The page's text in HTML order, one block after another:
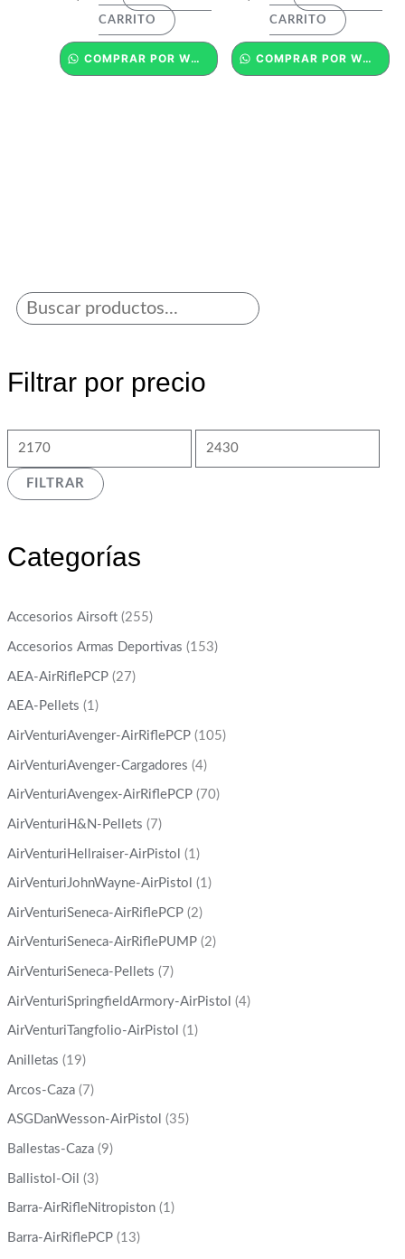
Filtrar por precio
FILTRAR
Categorías
Accesorios Airsoft (255)
Accesorios Armas Deportivas (153)
AEA-AirRiflePCP (27)
AEA-Pellets (1)
AirVenturiAvenger-AirRiflePCP (105)
AirVenturiAvenger-Cargadores (4)
AirVenturiAvengex-AirRiflePCP (70)
AirVenturiH&N-Pellets (7)
AirVenturiHellraiser-AirPistol (1)
AirVenturiJohnWayne-AirPistol (1)
AirVenturiSeneca-AirRiflePCP (2)
AirVenturiSeneca-AirRiflePUMP (2)
AirVenturiSeneca-Pellets (7)
AirVenturiSpringfieldArmory-AirPistol (4)
AirVenturiTangfolio-AirPistol (1)
Anilletas (19)
Arcos-Caza (7)
ASGDanWesson-AirPistol (35)
Ballestas-Caza (9)
Ballistol-Oil (3)
Barra-AirRifleNitropiston (1)
Barra-AirRiflePCP (13)
CARRITO
COMPRAR POR WHATSAPP
CARRITO
COMPRAR POR WHATSAPP